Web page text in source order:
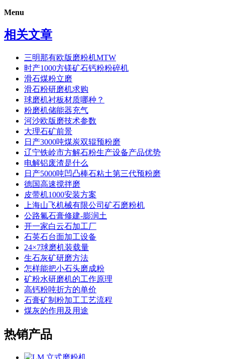
Menu
相关文章
三明那有欧版磨粉机MTW
时产1000方镁矿石钙粉粉碎机
滑石煤粉立磨
滑石粉研磨机求购
球磨机衬板材质哪种？
粉磨机储能器充气
河沙欧版磨技术参数
大理石矿前景
日产3000吨煤炭双辊预粉磨
辽宁铁岭市方解石粉生产设备产品优势
电解铝废渣是什么
日产5000吨凹凸棒石粘土第三代预粉磨
德国高速搅拌磨
皮带机1000安装方案
上海山飞机械有限公司矿石磨粉机
公路氟石膏修建-膨润土
开一家白云石加工厂
石英石台面加工设备
24×7球磨机装载量
生石灰矿研磨方法
怎样能把小石头磨成粉
矿粉水研磨机的工作原理
高钙粉吨折方的单价
石膏矿制粉加工工艺流程
煤灰的作用及用途
热销产品